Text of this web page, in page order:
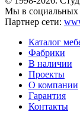
Мы в социальных
Партнер сети:
Каталог
Фабрики
В наличии
Проекты
О компании
Гарантия
Контакты